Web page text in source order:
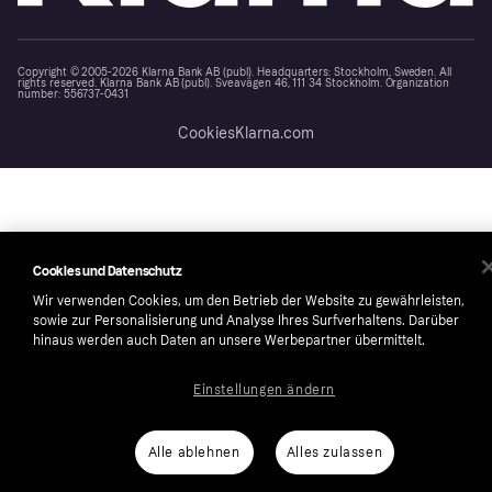
Copyright © 2005-2026 Klarna Bank AB (publ). Headquarters: Stockholm, Sweden. All
rights reserved. Klarna Bank AB (publ). Sveavägen 46, 111 34 Stockholm. Organization
number: 556737-0431
CookiesKlarna.com
Cookies und Datenschutz
Wir verwenden Cookies, um den Betrieb der Website zu gewährleisten,
sowie zur Personalisierung und Analyse Ihres Surfverhaltens. Darüber
hinaus werden auch Daten an unsere Werbepartner übermittelt.
Alle ablehnen Alles zulassen
Einstellungen ändern